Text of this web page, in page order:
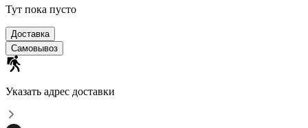
Тут пока пусто
Доставка
Самовывоз
Указать адрес доставки